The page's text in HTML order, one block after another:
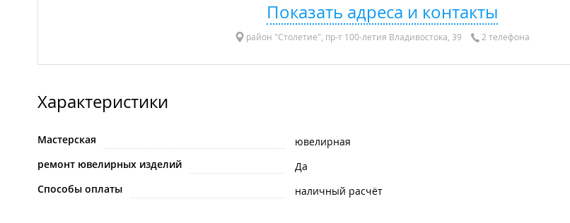
Показать адреса и контакты
район "Столетие", пр-т 100-летия Владивостока, 39 2 телефона
Характеристики
Мастерская
ювелирная
ремонт ювелирных изделий
Да
Способы оплаты
наличный расчёт